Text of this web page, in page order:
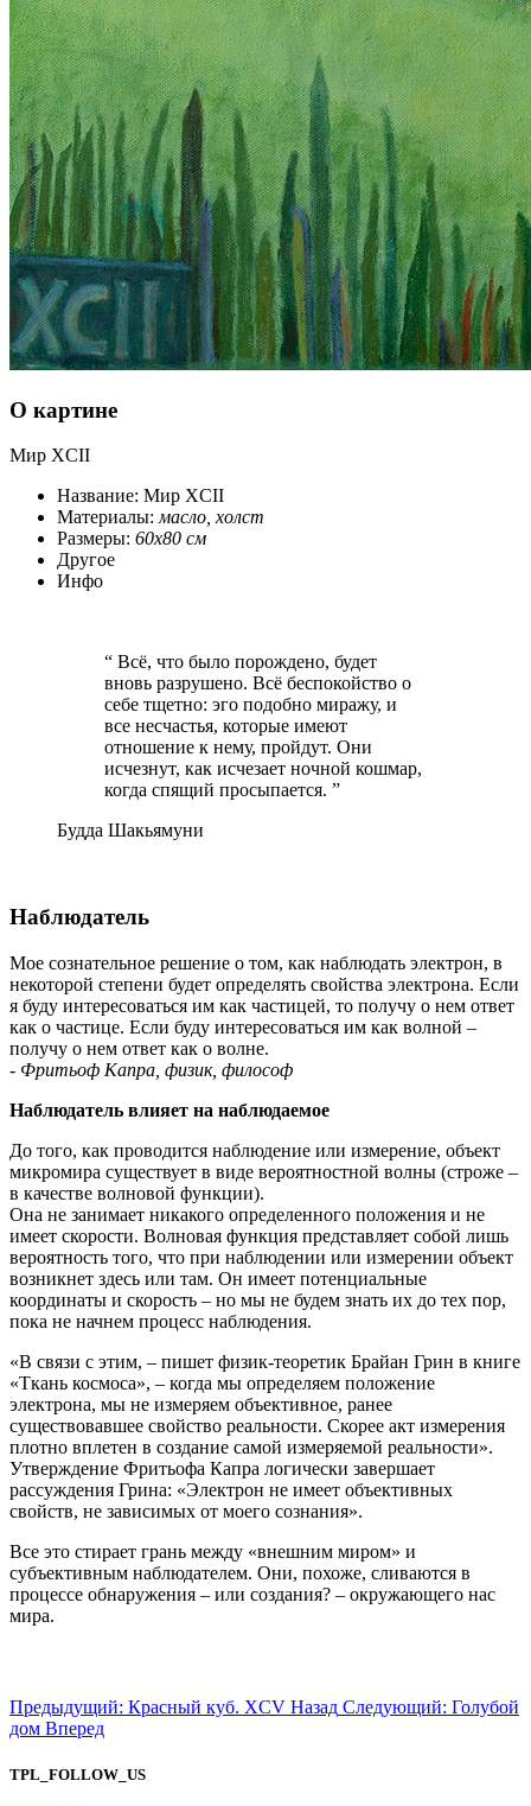
О картине
Мир XCII
Название: Мир XCII
Материалы: масло, холст
Размеры: 60x80 см
Другое
Инфо
“ Всё, что было порождено, будет
вновь разрушено. Всё беспокойство о
себе тщетно: эго подобно миражу, и
все несчастья, которые имеют
отношение к нему, пройдут. Они
исчезнут, как исчезает ночной кошмар,
когда спящий просыпается. ”
Будда Шакьямуни
Наблюдатель
Мое сознательное решение о том, как наблюдать электрон, в
некоторой степени будет определять свойства электрона. Если
я буду интересоваться им как частицей, то получу о нем ответ
как о частице. Если буду интересоваться им как волной –
получу о нем ответ как о волне.
- Фритьоф Капра, физик, философ
Наблюдатель влияет на наблюдаемое
До того, как проводится наблюдение или измерение, объект
микромира существует в виде вероятностной волны (строже –
в качестве волновой функции).
Она не занимает никакого определенного положения и не
имеет скорости. Волновая функция представляет собой лишь
вероятность того, что при наблюдении или измерении объект
возникнет здесь или там. Он имеет потенциальные
координаты и скорость – но мы не будем знать их до тех пор,
пока не начнем процесс наблюдения.
«В связи с этим, – пишет физик-теоретик Брайан Грин в книге
«Ткань космоса», – когда мы определяем положение
электрона, мы не измеряем объективное, ранее
существовавшее свойство реальности. Скорее акт измерения
плотно вплетен в создание самой измеряемой реальности».
Утверждение Фритьофа Капра логически завершает
рассуждения Грина: «Электрон не имеет объективных
свойств, не зависимых от моего сознания».
Все это стирает грань между «внешним миром» и
субъективным наблюдателем. Они, похоже, сливаются в
процессе обнаружения – или создания? – окружающего нас
мира.
Предыдущий: Красный куб. XCV Назад Следующий: Голубой
дом Вперед
TPL_FOLLOW_US